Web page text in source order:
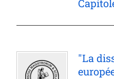
"La